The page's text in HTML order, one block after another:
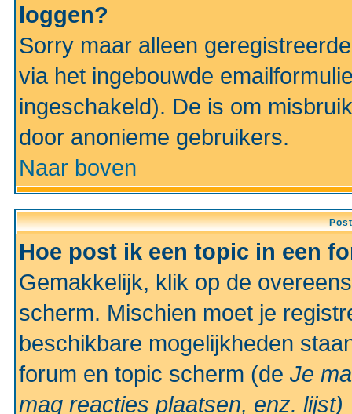
loggen?
Sorry maar alleen
via het ingebouwde
ingeschakeld). De is om
door anonieme gebruikers.
Naar boven
Hoe post ik een topic in een
Gemakkelijk, klik op de
scherm. Mischien moet je
beschikbare mogelijkheden
forum en topic scherm (de Je
mag reacties plaatsen, enz. lijst)